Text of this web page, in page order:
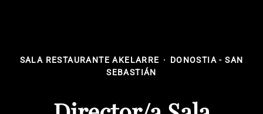
SALA RESTAURANTE AKELARRE ·
DONOSTIA - SAN
SEBASTIÁN